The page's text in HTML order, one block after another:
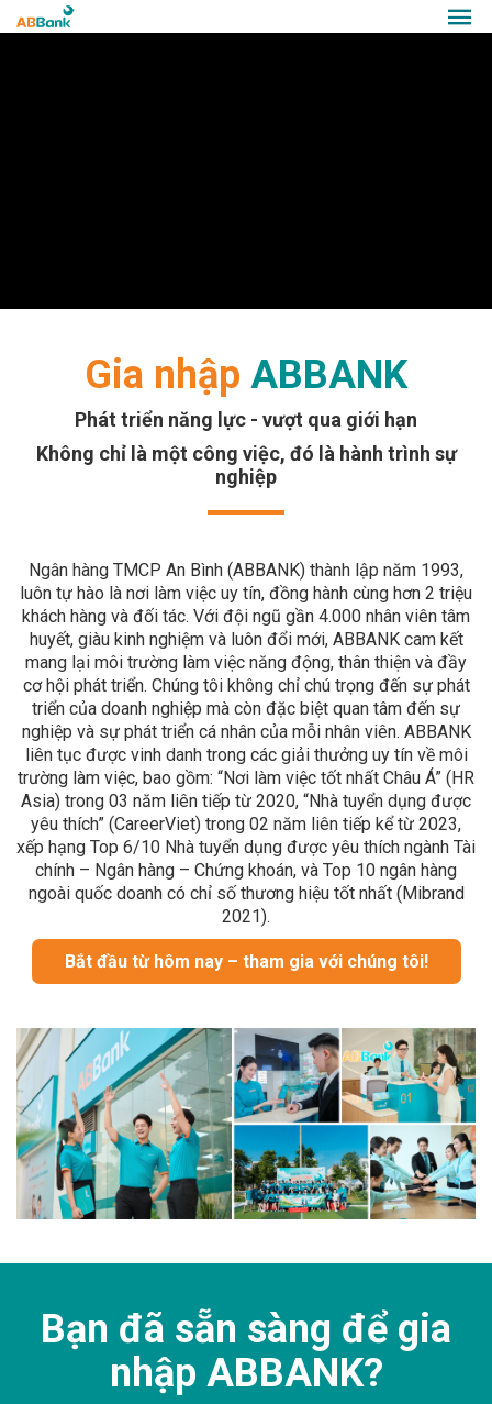
Gia nhập ABBANK
Phát triển năng lực - vượt qua giới hạn
Không chỉ là một công việc, đó là hành trình sự
nghiệp
Ngân hàng TMCP An Bình (ABBANK) thành lập năm 1993,
luôn tự hào là nơi làm việc uy tín, đồng hành cùng hơn 2 triệu
khách hàng và đối tác. Với đội ngũ gần 4.000 nhân viên tâm
huyết, giàu kinh nghiệm và luôn đổi mới, ABBANK cam kết
mang lại môi trường làm việc năng động, thân thiện và đầy
cơ hội phát triển. Chúng tôi không chỉ chú trọng đến sự phát
triển của doanh nghiệp mà còn đặc biệt quan tâm đến sự
nghiệp và sự phát triển cá nhân của mỗi nhân viên. ABBANK
liên tục được vinh danh trong các giải thưởng uy tín về môi
trường làm việc, bao gồm: “Nơi làm việc tốt nhất Châu Á” (HR
Asia) trong 03 năm liên tiếp từ 2020, “Nhà tuyển dụng được
yêu thích” (CareerViet) trong 02 năm liên tiếp kể từ 2023,
xếp hạng Top 6/10 Nhà tuyển dụng được yêu thích ngành Tài
chính – Ngân hàng – Chứng khoán, và Top 10 ngân hàng
ngoài quốc doanh có chỉ số thương hiệu tốt nhất (Mibrand
2021).
Bắt đầu từ hôm nay – tham gia với chúng tôi!
Bạn đã sẵn sàng để gia
nhập ABBANK?